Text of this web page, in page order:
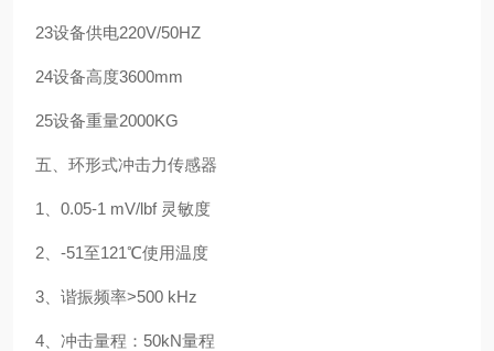
23设备供电220V/50HZ
24设备高度3600mm
25设备重量2000KG
五、环形式冲击力传感器
1、0.05-1 mV/lbf 灵敏度
2、-51至121℃使用温度
3、谐振频率>500 kHz
4、冲击量程：50kN量程